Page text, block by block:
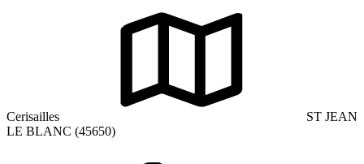
Cerisailles
ST JEAN
LE BLANC (45650)